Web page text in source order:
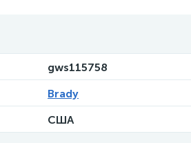
gws115758
Brady
США